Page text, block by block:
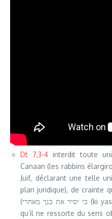
Dt 7,3-4 interdit toute
Canaan (les rabbins
Juif, déclarant une telle
plan juridique), de crainte
(כי יסיר את בנך מאחרי (ki
qu’il ne ressorte du sens